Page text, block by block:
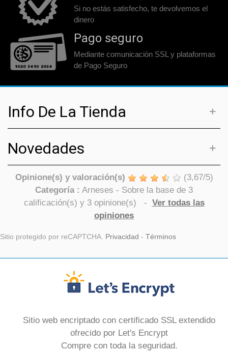
Si no estás satisfecho, te devolvemos el
dinero
Pago seguro
Mediante comunicación SSL y plataformas
de Pago Seguro
Info De La Tienda
Novedades
Opinione(s) y valoración(s) (3,67/5)
Categoría : Arneses - Sobre la base de 3
calificación(s) y 3opinione(s) - Ver todas las
opiniones
Sitio protegido por reCAPTCHA. Privacidad - Términos
Sitio web encriptado con certificado SSL extendido
ofrecido por Let's Encrypt
Compre con toda la seguridad.